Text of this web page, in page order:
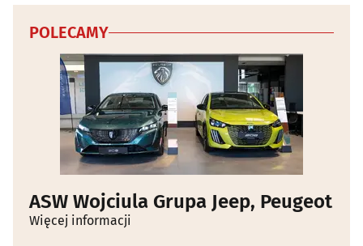
POLECAMY
ASW Wojciula Grupa Jeep, Peugeot
Więcej informacji